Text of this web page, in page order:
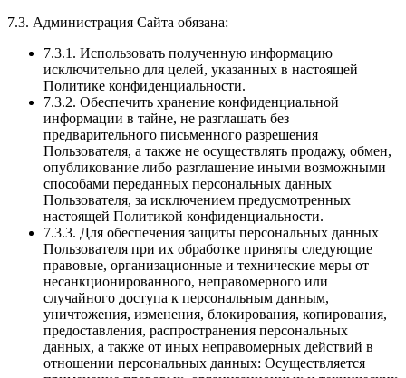
7.3. Администрация Сайта обязана:
7.3.1. Использовать полученную информацию
исключительно для целей, указанных в настоящей
Политике конфиденциальности.
7.3.2. Обеспечить хранение конфиденциальной
информации в тайне, не разглашать без
предварительного письменного разрешения
Пользователя, а также не осуществлять продажу, обмен,
опубликование либо разглашение иными возможными
способами переданных персональных данных
Пользователя, за исключением предусмотренных
настоящей Политикой конфиденциальности.
7.3.3. Для обеспечения защиты персональных данных
Пользователя при их обработке приняты следующие
правовые, организационные и технические меры от
несанкционированного, неправомерного или
случайного доступа к персональным данным,
уничтожения, изменения, блокирования, копирования,
предоставления, распространения персональных
данных, а также от иных неправомерных действий в
отношении персональных данных: Осуществляется